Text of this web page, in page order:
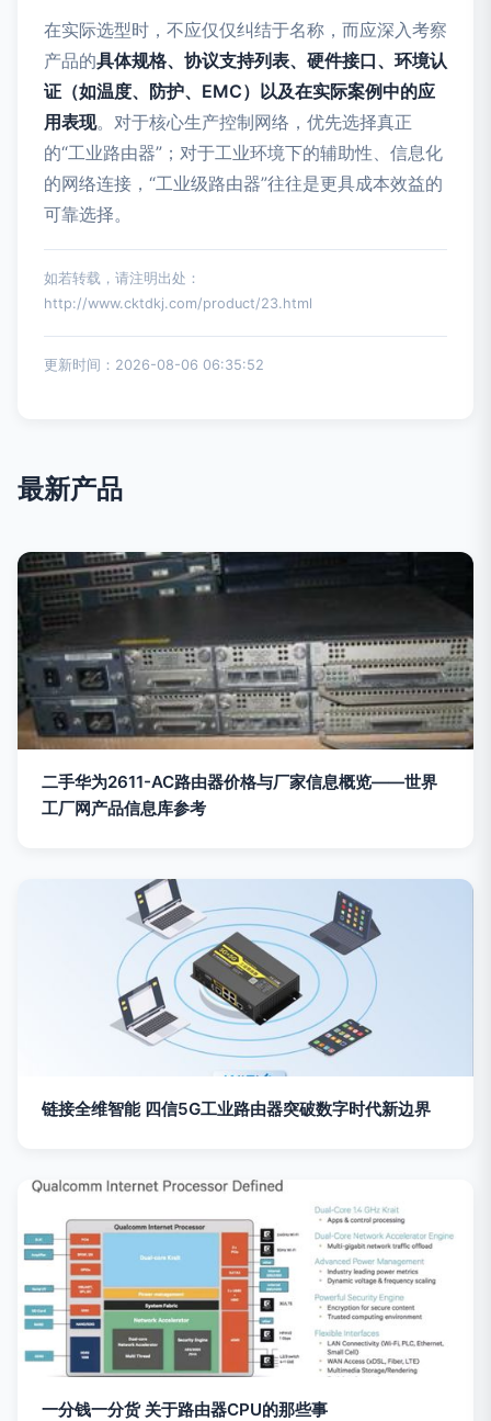
在实际选型时，不应仅仅纠结于名称，而应深入考察
产品的具体规格、协议支持列表、硬件接口、环境认
证（如温度、防护、EMC）以及在实际案例中的应
用表现。对于核心生产控制网络，优先选择真正
的“工业路由器”；对于工业环境下的辅助性、信息化
的网络连接，“工业级路由器”往往是更具成本效益的
可靠选择。
如若转载，请注明出处：
http://www.cktdkj.com/product/23.html
更新时间：2026-08-06 06:35:52
最新产品
二手华为2611-AC路由器价格与厂家信息概览——世界
工厂网产品信息库参考
链接全维智能 四信5G工业路由器突破数字时代新边界
一分钱一分货 关于路由器CPU的那些事